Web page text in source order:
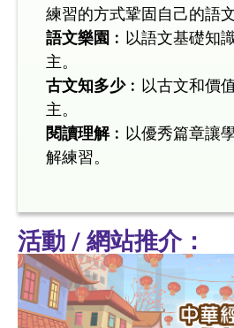
練習的方式鞏固自己的語
語文樂園 ︰以語文基礎知
主。
古文知多少︰以古文和價
主。
閱讀理解︰以優秀篇章讓
解練習。
活動 / 網站推介：